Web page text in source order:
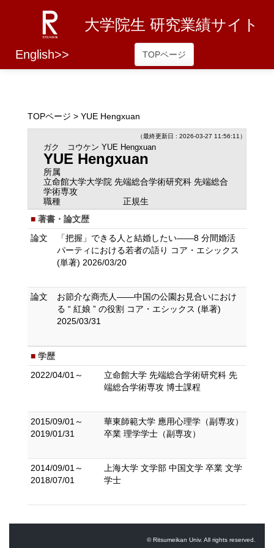
大学院生 研究業績サイト
English>> TOPページ
TOPページ > YUE Hengxuan
（最終更新日 : 2026-03-27 11:56:11）
ガク コウケン YUE Hengxuan
YUE Hengxuan
所属
立命館大学大学院 先端総合学術研究科 先端総合
学術専攻
職種
正規生
著書・論文歴
論文
「把握」できる人と結婚したい――8 分間婚活
パーティにおける若者の語り コア・エシックス
(単著) 2026/03/20
論文
お節介な商売人――中国の公園お見合いにおけ
る “ 紅娘 ” の役割 コア・エシックス (単著)
2025/03/31
学歴
2022/04/01～
立命館大学 先端総合学術研究科 先
端総合学術専攻 博士課程
2015/09/01～
2019/01/31
華東師範大学 應用心理学（副専攻）
卒業 理学学士（副専攻）
2014/09/01～
2018/07/01
上海大学 文学部 中国文学 卒業 文学
学士
© Ritsumeikan Univ. All rights reserved.